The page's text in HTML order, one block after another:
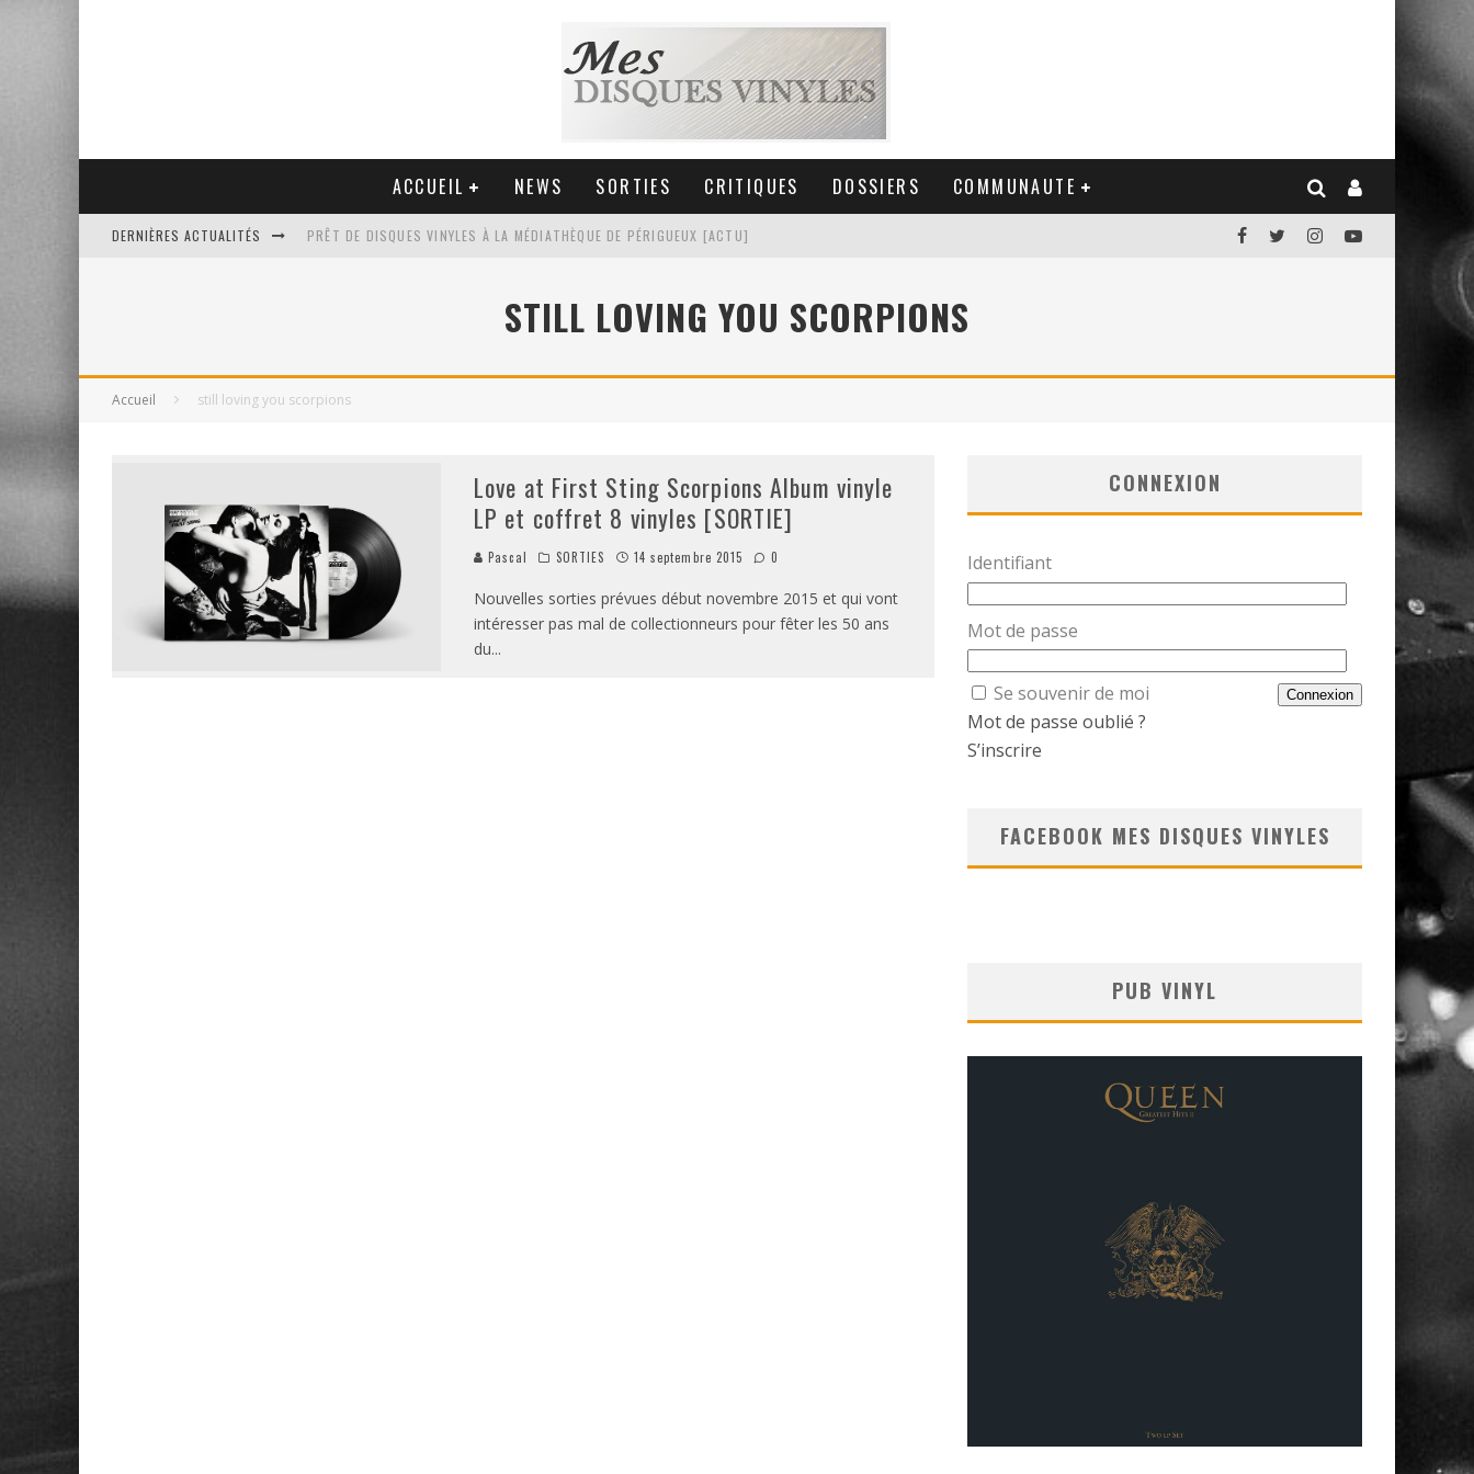
ACCUEIL NEWS SORTIES CRITIQUES DOSSIERS COMMUNAUTE
DERNIÈRES ACTUALITÉS PRÊT DE DISQUES VINYLES À LA MÉDIATHÈQUE DE PÉRIGUEUX [ACTU]
VENTE AUX ENCHÈRES D'UNE COLLECTION DE 6000 VINYLESSTILL LOVING YOU SCORPIONS
Accueil still loving you scorpions
Love at First Sting Scorpions Album vinyle
LP et coffret 8 vinyles [SORTIE]
Pascal SORTIES 14 septembre 2015 0
Nouvelles sorties prévues début novembre 2015 et qui vont
intéresser pas mal de collectionneurs pour fêter les 50 ans
du...
CONNEXION
Identifiant
Mot de passe
Se souvenir de moi
Mot de passe oublié ?
S’inscrire
FACEBOOK MES DISQUES VINYLES
PUB VINYL